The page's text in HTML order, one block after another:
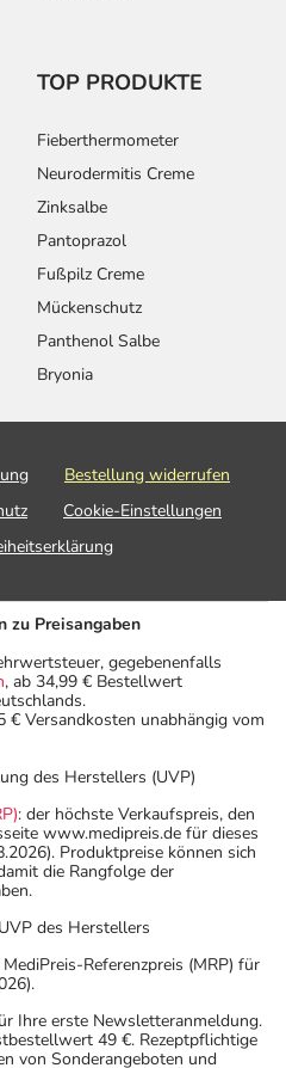
TOP PRODUKTE
Fieberthermometer
Neurodermitis Creme
Zinksalbe
Pantoprazol
Fußpilz Creme
Mückenschutz
Panthenol Salbe
Bryonia
Bestellung widerrufen
Cookie-Einstellungen
zu Preisangaben
gegebenenfalls
, ab 34,99 € Bestellwert
€ Versandkosten unabhängig vom
des Herstellers (UVP)
: der höchste Verkaufspreis, den
www.medipreis.de für dieses
Produktpreise können sich
die Rangfolge der
des Herstellers
Referenzpreis (MRP) für
Ihre erste Newsletteranmeldung.
49 €. Rezeptpflichtige
von Sonderangeboten und